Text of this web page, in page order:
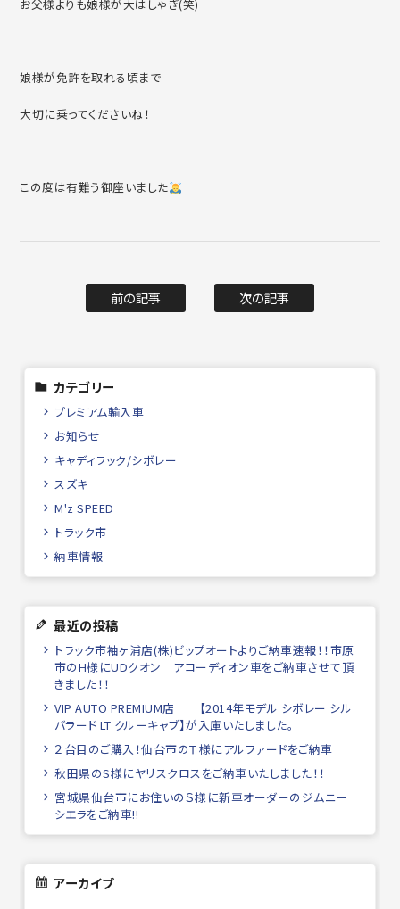
お父様よりも娘様が大はしゃぎ(笑)
娘様が免許を取れる頃まで
大切に乗ってくださいね！
この度は有難う御座いました
前の記事 次の記事
カテゴリー
プレミアム輸入車
お知らせ
キャディラック/シボレー
スズキ
M'z SPEED
トラック市
納車情報
最近の投稿
トラック市袖ヶ浦店(株)ビップオートよりご納車速報！！市原
市のH様にUDクオン アコーディオン車をご納車させて頂
きました！！
VIP AUTO PREMIUM店 【2014年モデル シボレー シル
バラード LT クルーキャブ】が入庫いたしました。
２台目のご購入！仙台市のＴ様にアルファードをご納車
秋田県のS様にヤリスクロスをご納車いたしました！！
宮城県仙台市にお住いのＳ様に新車オーダーのジムニー
シエラをご納車!!
アーカイブ